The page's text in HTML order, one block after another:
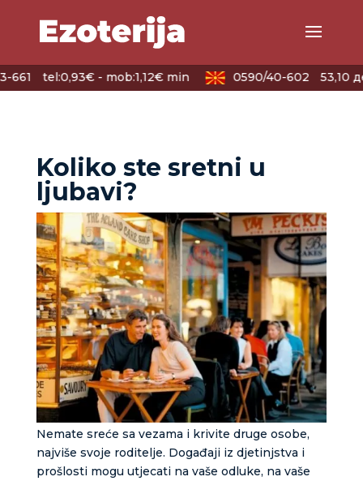
661 tel:0,93€ - mob:1,12€ min 0590/40-602 53,10
Koliko ste sretni u
ljubavi?
Nemate sreće sa vezama i krivite druge osobe,
najviše svoje roditelje. Događaji iz djetinjstva i
prošlosti mogu utjecati na vaše odluke, na vaše